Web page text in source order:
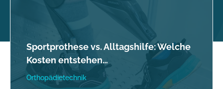
Sportprothese vs. Alltagshilfe: Welche
Kosten entstehen…
Orthopädietechnik